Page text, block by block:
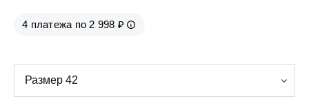
4 платежа по 2 998 ₽